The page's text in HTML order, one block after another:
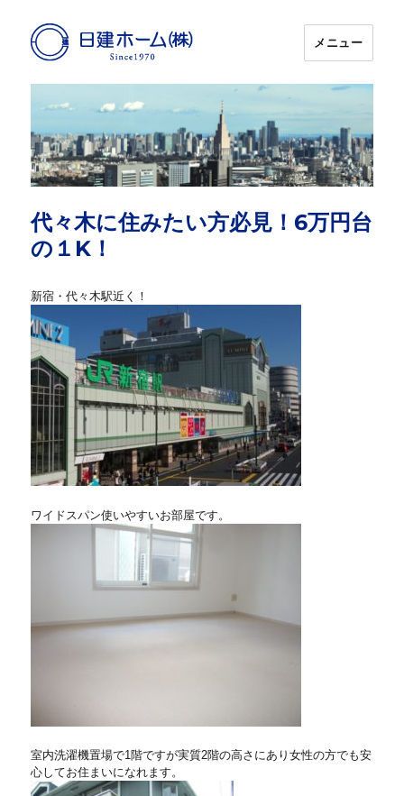
日建ホーム
メニュー
代々木に住みたい方必見！6万円台
の１K！
新宿・代々木駅近く！
ワイドスパン使いやすいお部屋です。
室内洗濯機置場で1階ですが実質2階の高さにあり女性の方でも安
心してお住まいになれます。